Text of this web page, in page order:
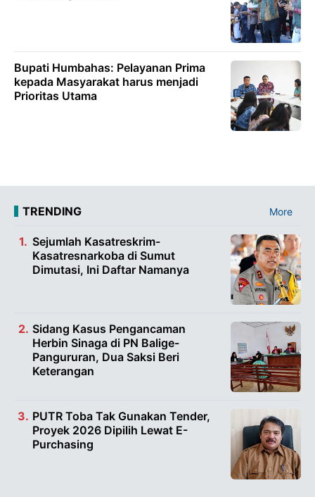
Bupati Humbahas: Pelayanan Prima
kepada Masyarakat harus menjadi
Prioritas Utama
TRENDING More
Sejumlah Kasatreskrim-
Kasatresnarkoba di Sumut
Dimutasi, Ini Daftar Namanya
Sidang Kasus Pengancaman
Herbin Sinaga di PN Balige-
Pangururan, Dua Saksi Beri
Keterangan
PUTR Toba Tak Gunakan Tender,
Proyek 2026 Dipilih Lewat E-
Purchasing